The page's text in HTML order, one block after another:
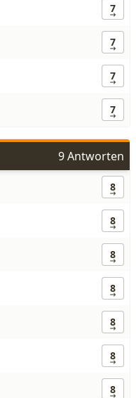
7
7
7
7
9 Antworten
8
8
8
8
8
8
8